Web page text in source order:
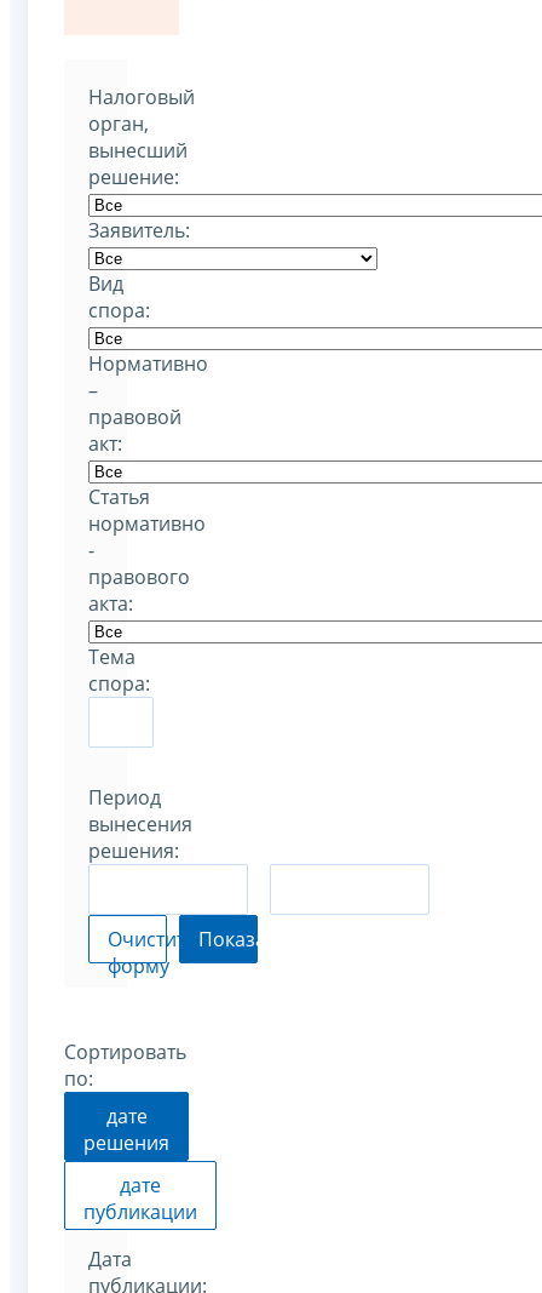
Налоговый
орган,
вынесший
решение:
Заявитель:
Вид
спора:
Нормативно
–
правовой
акт:
Статья
нормативно
-
правового
акта:
Тема
спора:
Период
вынесения
решения:
Очистить
форму
Показать
Сортировать
по:
дате
решения
дате
публикации
Дата
публикации: